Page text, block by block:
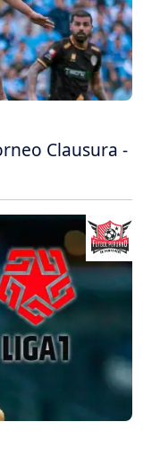
Clausura -